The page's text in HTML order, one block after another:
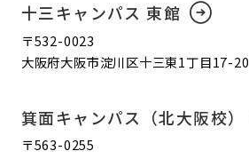
十三キャンパス 東館
〒532-0023
大阪府大阪市淀川区十三東1丁目17-20
箕面キャンパス（北大阪校）
〒563-0255